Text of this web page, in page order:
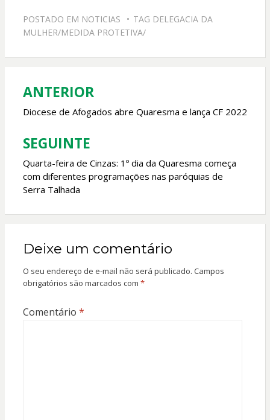
e
b
o
at
s
A
ittai
POSTADO EM NOTICIAS TAG DELEGACIA DA
MULHER/MEDIDA PROTETIVA/
Navegação
de
Post
ANTERIOR
Diocese de Afogados abre Quaresma e lança CF 2022
SEGUINTE
Quarta-feira de Cinzas: 1º dia da Quaresma começa
com diferentes programações nas paróquias de
Serra Talhada
Deixe um comentário
O seu endereço de e-mail não será publicado. Campos
obrigatórios são marcados com *
Comentário *